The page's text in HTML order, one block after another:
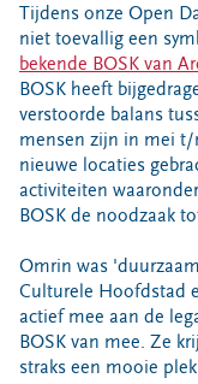
Contact
Storing, klacht of
Klantenservice SYP
VeeIgestelde vragen
Pers
Locaties
Werken bij
Voor gemeenten
Voor leveranciers en
Tijdens onze Open
niet toevallig een
bekende BOSK van
BOSK heeft
verstoorde balans
mensen zijn in mei t/
nieuwe locaties
activiteiten
BOSK de noodzaak
Omrin was
Culturele Hoofdstad
actief mee aan de
BOSK van mee. Ze
straks een mooie